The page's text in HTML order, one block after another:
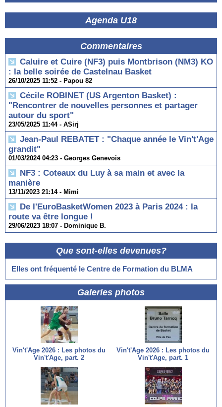
Agenda U18
Commentaires
Caluire et Cuire (NF3) puis Montbrison (NM3) KO
: la belle soirée de Castelnau Basket
26/10/2025 11:52 - Papou 82
Cécile ROBINET (US Argenton Basket) :
"Rencontrer de nouvelles personnes et partager
autour du sport"
23/05/2025 11:44 - ASirj
Jean-Paul REBATET : "Chaque année le Vin't'Age
grandit"
01/03/2024 04:23 - Georges Genevois
NF3 : Coteaux du Luy à sa main et avec la
manière
13/11/2023 21:14 - Mimi
De l'EuroBasketWomen 2023 à Paris 2024 : la
route va être longue !
29/06/2023 18:07 - Dominique B.
Que sont-elles devenues?
Elles ont fréquenté le Centre de Formation du BLMA
Galeries photos
Vin't'Age 2026 : Les photos du
Vin't'Age, part. 2
Vin't'Age 2026 : Les photos du
Vin't'Age, part. 1